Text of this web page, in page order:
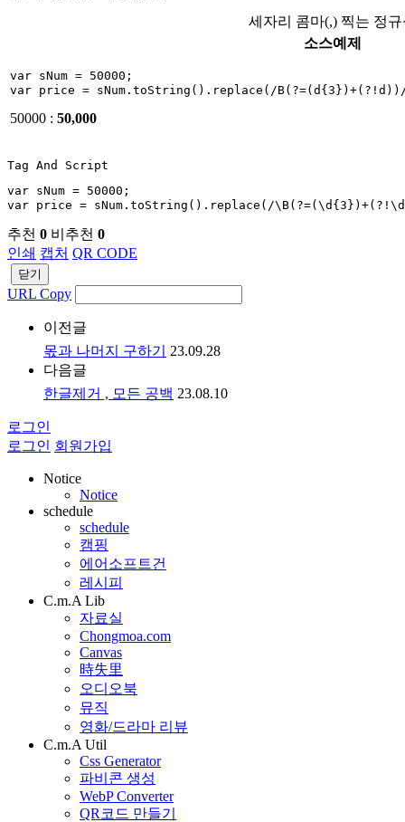
세자리 콤마(,) 찍는 정
소스예제
var sNum = 50000;
50000 : 50,000
Tag And Script
var sNum = 50000;
var price = sNum.toString().replace(/
추천 0 비추천 0
인쇄 캡처 QR CODE
닫기
URL Copy
이전글
몫과 나머지 구하기
23.09.28
다음글
한글제거 , 모든 공백 23.08.10
로그인
로그인 회원가입
Notice
Notice
schedule
schedule
캠핑
에어소프트건
레시피
C.m.A Lib
자료실
Chongmoa.com
Canvas
時失里
오디오북
뮤직
영화/드라마 리뷰
C.m.A Util
Css Generator
파비콘 생성
WebP Converter
QR코드 만들기